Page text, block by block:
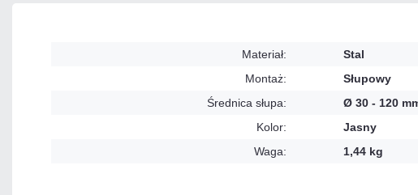
Materiał:
Stal
Montaż:
Słupowy
Średnica słupa:
Ø 30 - 120
Kolor:
Jasny
Waga:
1,44 kg